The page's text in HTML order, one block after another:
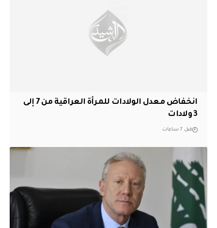
انخفاض معدل الولادات للمرأة العراقية من 7 إلى
3 ولادات
قبل 7 ساعات